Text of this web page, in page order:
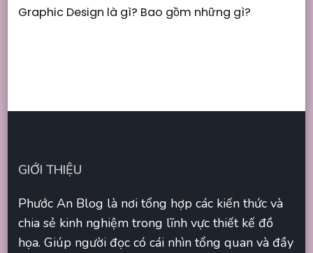
Graphic Design là gì? Bao gồm những gì?
GIỚI THIỆU
Phước An Blog là nơi tổng hợp các kiến thức và
chia sẻ kinh nghiệm trong lĩnh vực thiết kế đồ
họa. Giúp người đọc có cái nhìn tổng quan và đầy